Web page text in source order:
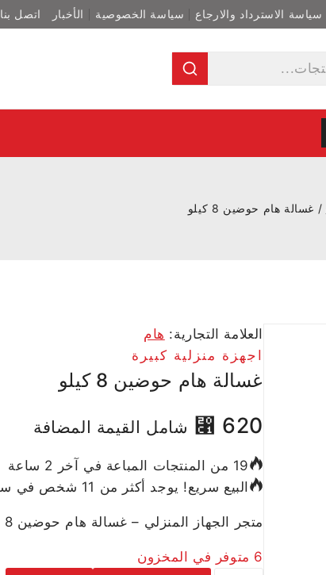
سياسة الاسترداد والارجاع سياسة الخصوصية الأخبار اتصل بنا
/ غسالة هام حوضين 8 كيلو
العلامة التجارية: هام
اجهزة منزلية كبيرة
غسالة هام حوضين 8 كيلو
⃁ 620 شامل القيمة المضافة
19 من المنتجات المباعة في آخر 2 ساعة
البيع سريع! يوجد أكثر من 11 شخص في سلة التسوق الخاصة بهم
متجر الجهاز المنزلي – غسالة هام حوضين 8 كيلو HWM800021N
6 متوفر في المخزون